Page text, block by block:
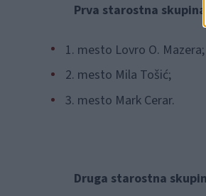
Prva starostna skupina:
1. mesto Lovro O. Mazera;
2. mesto Mila Tošić;
3. mesto Mark Cerar.
Druga starostna